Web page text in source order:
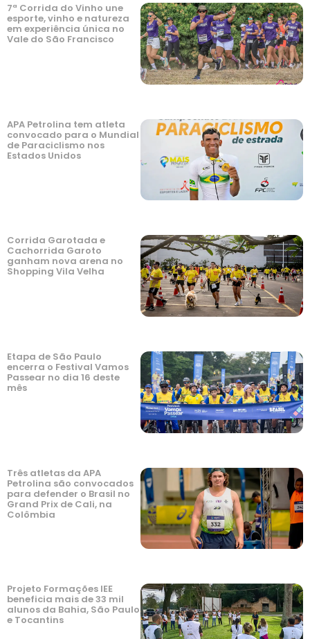
7ª Corrida do Vinho une
esporte, vinho e natureza
em experiência única no
Vale do São Francisco
APA Petrolina tem atleta
convocado para o Mundial
de Paraciclismo nos
Estados Unidos
Corrida Garotada e
Cachorrida Garoto
ganham nova arena no
Shopping Vila Velha
Etapa de São Paulo
encerra o Festival Vamos
Passear no dia 16 deste
mês
Três atletas da APA
Petrolina são convocados
para defender o Brasil no
Grand Prix de Cali, na
Colômbia
Projeto Formações IEE
beneficia mais de 33 mil
alunos da Bahia, São Paulo
e Tocantins